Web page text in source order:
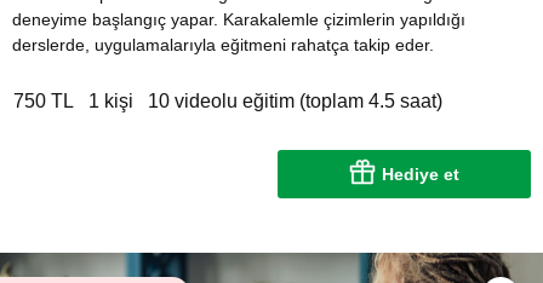
deneyime başlangıç yapar. Karakalemle çizimlerin yapıldığı
derslerde, uygulamalarıyla eğitmeni rahatça takip eder.
750 TL 1 kişi 10 videolu eğitim (toplam 4.5 saat)
Hediye et